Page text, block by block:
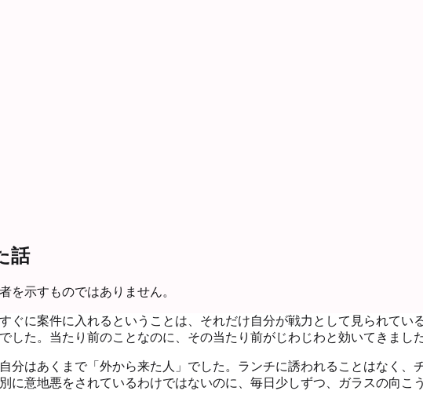
話
を示すものではありません。
に案件に入れるということは、それだけ自分が戦力として見られてい
た。当たり前のことなのに、その当たり前がじわじわと効いてきました
はあくまで「外から来た人」でした。ランチに誘われることはなく、
に意地悪をされているわけではないのに、毎日少しずつ、ガラスの向こ